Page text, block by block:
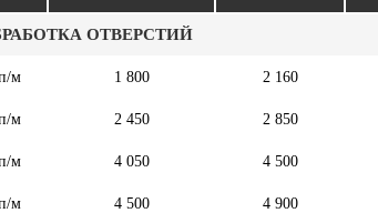
ОТВЕРСТИЙ
м 1 800 2 160
м 2 450 2 850
м 4 050 4 500
м 4 500 4 900